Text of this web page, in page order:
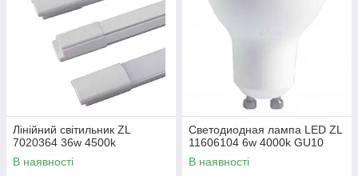
Лінійний світильник ZL
7020364 36w 4500k
В наявності
Светодиодная лампа LED ZL
11606104 6w 4000k GU10
В наявності